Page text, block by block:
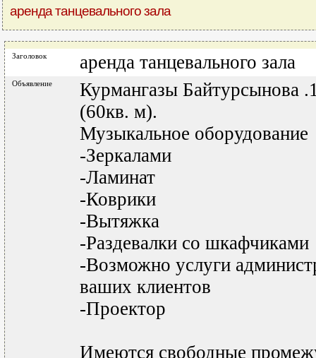
аренда танцевального зала
Заголовок аренда танцевального зала
Объявление
Курмангазы Байтурсынова
(60кв. м).
Музыкальное оборудование
-Зеркалами
-Ламинат
-Коврики
-Вытяжка
-Раздевалки со шкафчиками
-Возможно услуги
ваших клиентов
-Проектор
Имеются свободные